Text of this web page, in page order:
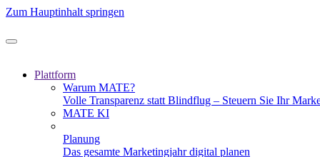
Zum Hauptinhalt springen
Plattform
Warum MATE?
Volle Transparenz statt Blindflug – Steuern Sie Ihr
MATE KI
Planung
Das gesamte Marketingjahr digital planen